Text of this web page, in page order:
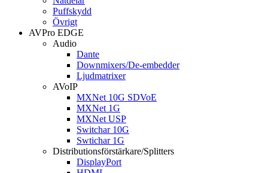
Puffskydd
Övrigt
AVPro EDGE
Audio
Dante
Downmixers/De-embedder
Ljudmatrixer
AVoIP
MXNet 10G SDVoE
MXNet 1G
MXNet USP
Switchar 10G
Swtichar 1G
Distributionsförstärkare/Splitters
DisplayPort